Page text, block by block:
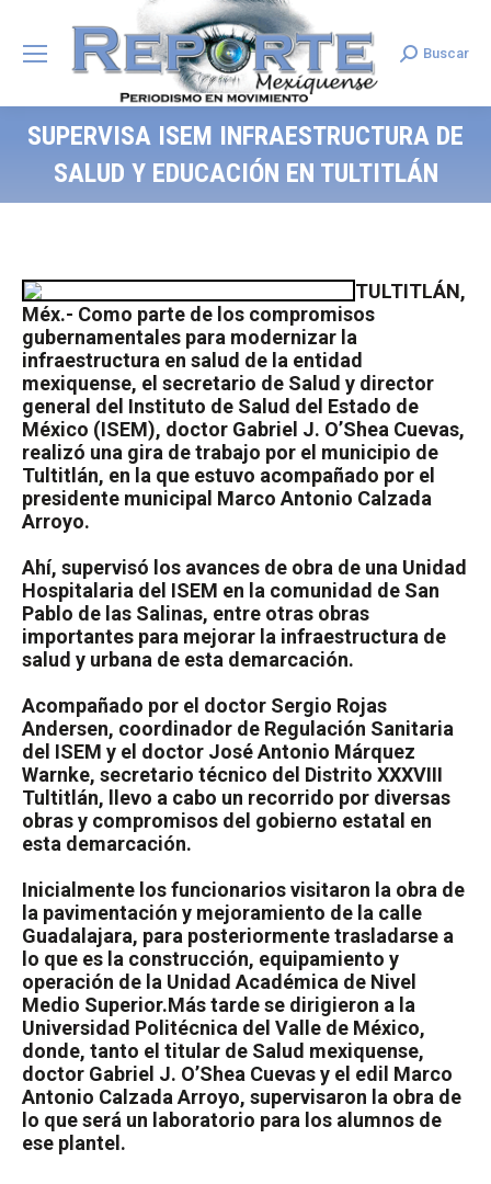
Search:
Buscar
SUPERVISA ISEM INFRAESTRUCTURA DE
SALUD Y EDUCACIÓN EN TULTITLÁN
TULTITLÁN,
Méx.- Como parte de los compromisos
gubernamentales para modernizar la
infraestructura en salud de la entidad
mexiquense, el secretario de Salud y director
general del Instituto de Salud del Estado de
México (ISEM), doctor Gabriel J. O’Shea Cuevas,
realizó una gira de trabajo por el municipio de
Tultitlán, en la que estuvo acompañado por el
presidente municipal Marco Antonio Calzada
Arroyo.
Ahí, supervisó los avances de obra de una Unidad
Hospitalaria del ISEM en la comunidad de San
Pablo de las Salinas, entre otras obras
importantes para mejorar la infraestructura de
salud y urbana de esta demarcación.
Acompañado por el doctor Sergio Rojas
Andersen, coordinador de Regulación Sanitaria
del ISEM y el doctor José Antonio Márquez
Warnke, secretario técnico del Distrito XXXVIII
Tultitlán, llevo a cabo un recorrido por diversas
obras y compromisos del gobierno estatal en
esta demarcación.
Inicialmente los funcionarios visitaron la obra de
la pavimentación y mejoramiento de la calle
Guadalajara, para posteriormente trasladarse a
lo que es la construcción, equipamiento y
operación de la Unidad Académica de Nivel
Medio Superior.Más tarde se dirigieron a la
Universidad Politécnica del Valle de México,
donde, tanto el titular de Salud mexiquense,
doctor Gabriel J. O’Shea Cuevas y el edil Marco
Antonio Calzada Arroyo, supervisaron la obra de
lo que será un laboratorio para los alumnos de
ese plantel.